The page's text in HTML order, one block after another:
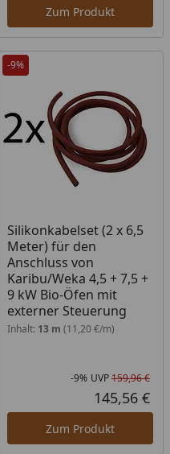
Zum Produkt
in ProzentPreis
Preis
-9%
Silikonkabelset (2 x 6,5
Meter) für den
Anschluss von
Karibu/Weka 4,5 + 7,5 +
9 kW Bio-Öfen mit
externer Steuerung
Inhalt: 13 m (11,20 €/m)
-9% UVP159,96 €
145,56 €
Zum Produkt